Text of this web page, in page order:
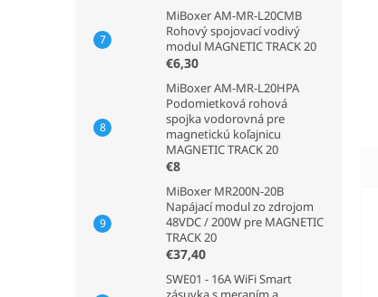
MiBoxer AM-MR-L20CMB
Rohový spojovací vodivý
modul MAGNETIC TRACK 20
€6,30
MiBoxer AM-MR-L20HPA
Podomietková rohová
spojka vodorovná pre
magnetickú koľajnicu
MAGNETIC TRACK 20
€8
MiBoxer MR200N-20B
Napájací modul zo zdrojom
48VDC / 200W pre MAGNETIC
TRACK 20
€37,40
SWE01 - 16A WiFi Smart